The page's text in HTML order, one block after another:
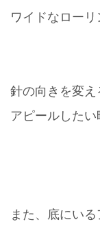
ワイドなロー
針の向きを変え
アピールしたい
また、底にい